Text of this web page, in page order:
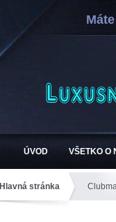
ÚVOD VŠETKO O
Hlavná stránka